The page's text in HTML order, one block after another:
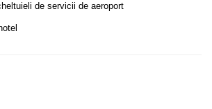
de servicii de aeroport